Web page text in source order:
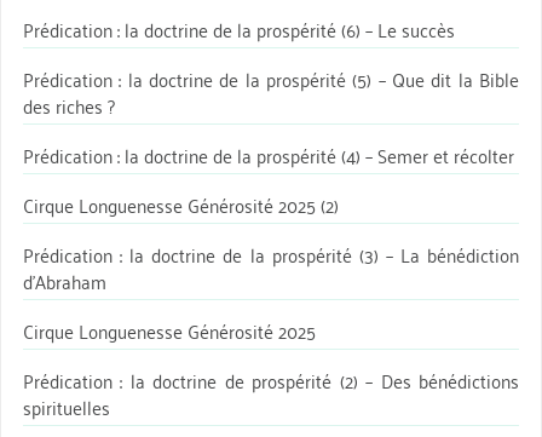
Prédication : la doctrine de la prospérité (6) – Le succès
Prédication : la doctrine de la prospérité (5) – Que dit la Bible
des riches ?
Prédication : la doctrine de la prospérité (4) – Semer et récolter
Cirque Longuenesse Générosité 2025 (2)
Prédication : la doctrine de la prospérité (3) – La bénédiction
d’Abraham
Cirque Longuenesse Générosité 2025
Prédication : la doctrine de prospérité (2) – Des bénédictions
spirituelles